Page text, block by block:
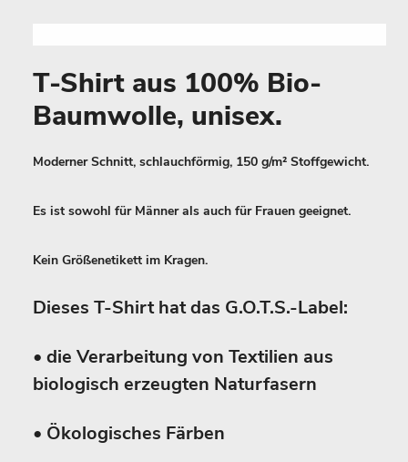
T-Shirt aus 100% Bio-
Baumwolle, unisex.
Moderner Schnitt, schlauchförmig, 150 g/m² Stoffgewicht.
Es ist sowohl für Männer als auch für Frauen geeignet.
Kein Größenetikett im Kragen.
Dieses T-Shirt hat das G.O.T.S.-Label:
• die Verarbeitung von Textilien aus
biologisch erzeugten Naturfasern
• Ökologisches Färben